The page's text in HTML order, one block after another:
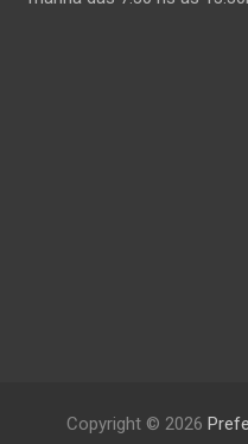
Copyright © 2026